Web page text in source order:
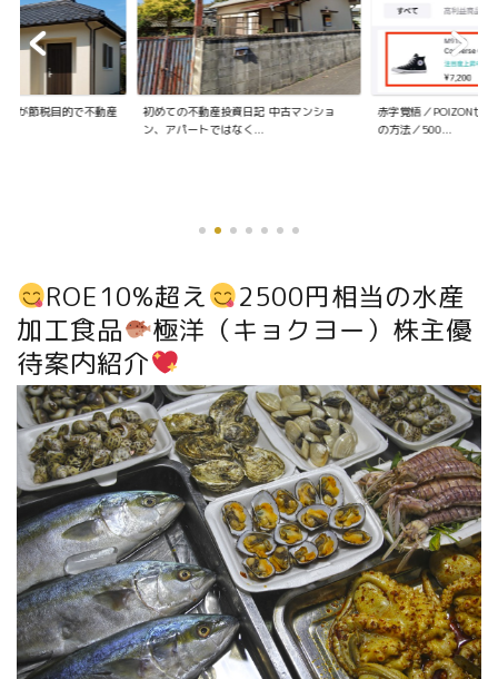
日記 中古マンショ
赤字覚悟／POIZONせどりの仕入れ〜販売
の方法／500...
失敗しないクロス取引
お得に株主優...
ROE10%超え
2500円相当の水産
加工食品
極洋（キョクヨー）株主優
待案内紹介